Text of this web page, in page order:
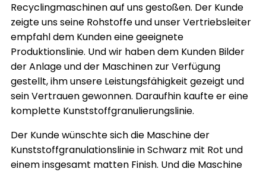
Recyclingmaschinen auf uns gestoßen. Der Kunde
zeigte uns seine Rohstoffe und unser Vertriebsleiter
empfahl dem Kunden eine geeignete
Produktionslinie. Und wir haben dem Kunden Bilder
der Anlage und der Maschinen zur Verfügung
gestellt, ihm unsere Leistungsfähigkeit gezeigt und
sein Vertrauen gewonnen. Daraufhin kaufte er eine
komplette Kunststoffgranulierungslinie.
Der Kunde wünschte sich die Maschine der
Kunststoffgranulationslinie in Schwarz mit Rot und
einem insgesamt matten Finish. Und die Maschine